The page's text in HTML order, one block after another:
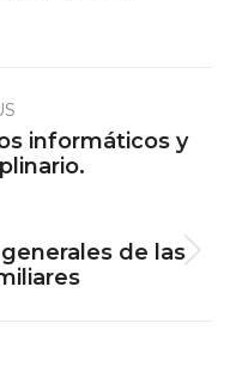
informáticos y
de las